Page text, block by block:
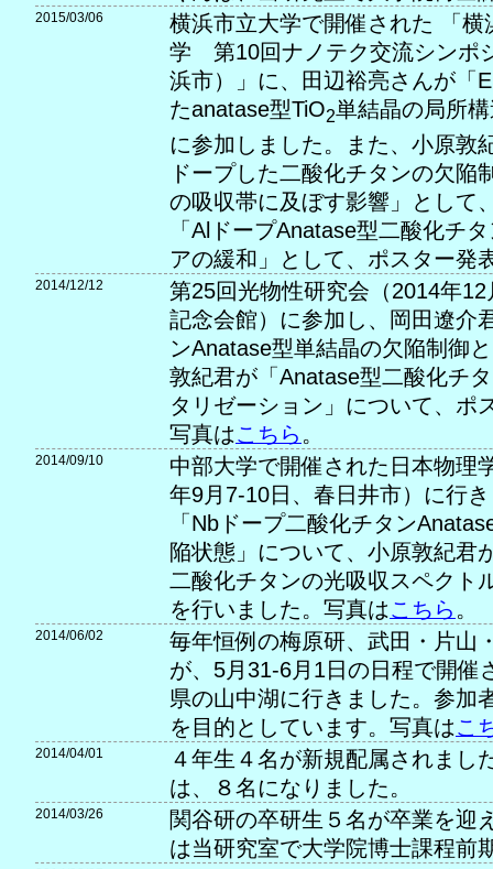
2015/03/06
横浜市立大学で開催された 「
学 第10回ナノテク交流シンポ
浜市）」に、田辺裕亮さんが「
たanatase型TiO2単結晶の局所
に参加しました。また、小原敦
ドープした二酸化チタンの欠陥
の吸収帯に及ぼす影響」として
「AlドープAnatase型二酸化チ
アの緩和」として、ポスター発
2014/12/12
第25回光物性研究会（2014年
記念会館）に参加し、岡田遼介
ンAnatase型単結晶の欠陥制御
敦紀君が「Anatase型二酸化チ
タリゼーション」について、ポ
写真はこちら 。
2014/09/10
中部大学で開催された日本物理
年9月7-10日、春日井市）に行
「Nbドープ二酸化チタン
陥状態」について、小原敦紀君
二酸化チタンの光吸収スペクト
を行いました。写真はこちら 。
2014/06/02
毎年恒例の梅原研、武田・片山
が、5月31-6月1日の日程で開催
県の山中湖に行きました。参加
を目的としています。写真はこ
2014/04/01
４年生４名が新規配属されまし
は、８名になりました。
2014/03/26
関谷研の卒研生５名が卒業を迎
は当研究室で大学院博士課程前